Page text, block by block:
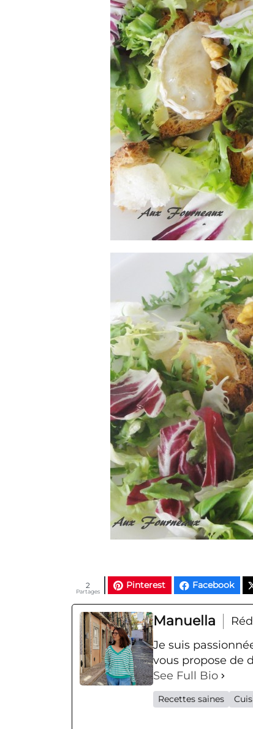
Pinterest Facebook
Partages
2
Manuella
Je suis
vous propose de
See Full Bio
Recettes saines